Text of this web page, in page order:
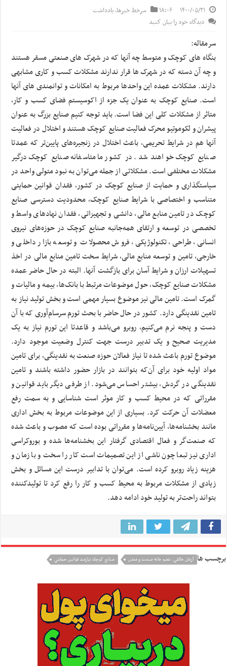
۱۴۰۰/۰۵/۲۱ ۱۸:۰۶ سرخط خبرها,یادداشت
دیدگاه خود را بیان کنید
سرمقاله:
بنگاه های کوچک و متوسط چه آنها که در شهرک های صنعتی مسقر هستند
و چه آن دسته که در شهرک ها قرار ندارند مشکلات کسب و کاری مشابهی
دارند. مشکلات عمده این واحدها مربوط به امکانات و توانمندی های آنها
است. صنایع کوچک به عنوان یک جزء از اکوسیستم فضای کسب و کار،
متاثر از مشکلات کلی این فضا است. باید توجه کنیم صنایع بزرگ به عنوان
پیشران و لکوموتیو محرک فعالیت صنایع کوچک هستند و اختلال در فعالیت
آنها هم در شرایط تحریمی، باعث اختلال در زنجیره‌های پایین‌تر که عمدتا
صنایع کوچک خواهند شد. در کشور ما متاسفانه صنایع کوچک درگیر
مشکلات مختلفی است. مشکلاتی از جمله می‌توان به نبود متولی واحد در
سیاستگذاری و حمایت از صنایع کوچک در کشور، فقدان قوانین حمایتی
متناسب و اختصاصی با شرایط صنایع کوچک، محدودیت دسترسی صنایع
کوچک در تامین منابع مالی، دانشی و تجهیزاتی، فقدان نهادهای واسط و
تخصصی در توسعه و ارتقای همه‌جانبه صنایع کوچک در حوزه‌های نیروی
انسانی، طراحی، تکنولوژیکی، فروش محصولات و توسعه بازار داخلی و
خارجی، تامین و توسعه منابع مالی، شرایط سخت تامین منابع مالی در اخذ
تسهیلات ارزان و شرایط آسان برای بازگشت آنها. البته در حال حاضر عمده
مشکلات صنایع کوچک، حول موضوعات مرتبط با بانک‌ها، بیمه و مالیات و
گمرک است. تامین مالی نیز موضوع بسیار مهمی است و بخش تولید نیاز به
تامین نقدینگی دارد. کشور در حال حاضر با بحث تورم سرسام‌آوری که با آن
دست و پنجه نرم می‌کنیم، روبرو می‌باشد و قاعدتا این تورم نیاز به یک
مدیریت صحیح و یک تدبیر درست جهت کنترل وضعیت موجود دارد.
موضوع تورم باعث شده تا نیاز فعالان حوزه صنعت به نقدینگی، برای تامین
مواد اولیه خود برای آن‌که بتوانند در بازار حضور داشته باشند و تامین
نقدینگی در گردش، بیشتر احساس می‌شود. از طرفی دیگر باید قوانین و
مقرراتی که در محیط کسب و کار موثر است شناسایی و به سمت رفع
معضلات آن حرکت کرد. بسیاری از این موضوعات مربوط به بخش اداری
مانند بخشنامه‌ها، آیین‌نامه‌ها و مقرراتی بوده است که مصوب و باعث شده
که صنعت‌گر و فعال اقتصادی گرفتار این بخشنامه‌ها شده و بوروکراسی
اداری نیز تبعا چون ناشی از این تصمیمات است کار را سخت و با زمان و
هزینه زیاد روبرو کرده است. می‌توان با تدابیر درست این مسائل و بخش
زیادی از مشکلات مربوط به محیط کسب و کار را رفع کرد تا تولیدکننده
بتواند راحت‌تر به تولید خود ادامه دهد.
برچسب ها آرمان خالقی، عضو خانه صنعت و معدن صنایع كوچك نیازمند قوانین حمایتی